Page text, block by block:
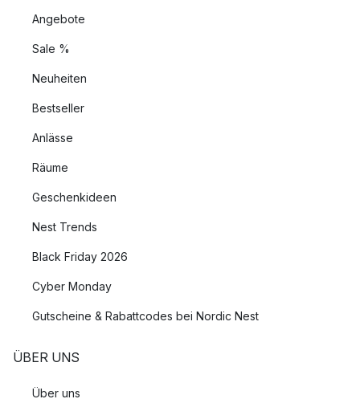
Angebote
Sale %
Neuheiten
Bestseller
Anlässe
Räume
Geschenkideen
Nest Trends
Black Friday 2026
Cyber Monday
Gutscheine & Rabattcodes bei Nordic Nest
ÜBER UNS
Über uns